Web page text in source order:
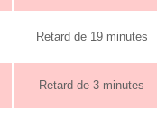
Retard de 19 minutes
Retard de 3 minutes